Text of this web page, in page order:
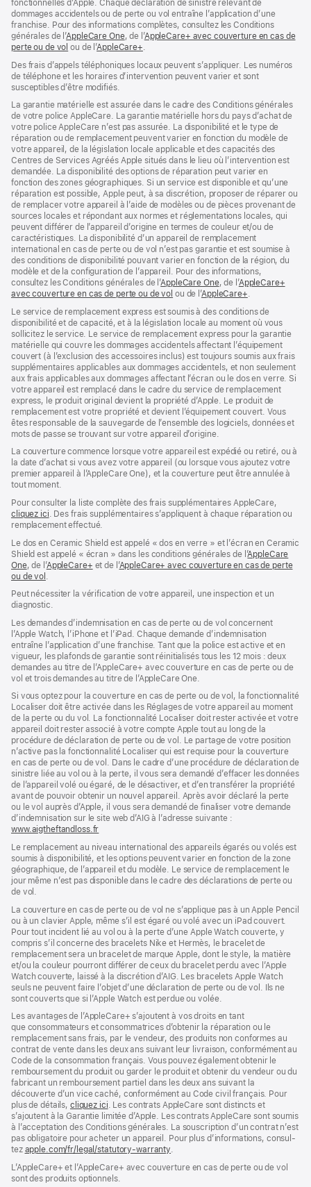
fonctionnelles d’Apple. Chaque déclaration de sinistre relevant de
dommages accidentels ou de perte ou vol entraîne l’application d’une
franchise. Pour des informations complètes, consultez les Conditions
générales de l’AppleCare One(s’ouvre
dans
nouvelle
fenêtre)
, de l’AppleCare+ avec couverture en cas de
perte ou de vol (s’ouvre
une
nouvelle
fenêtre)
ou de l’AppleCare+(s’ouvre
une
nouvelle
.
Des frais d’appels téléphoniques locaux peuvent s’appliquer. Les numéros
de téléphone et les horaires d’intervention peuvent varier et sont
susceptibles d’être modifiés.
La garantie matérielle est assurée dans le cadre des Conditions générales
de votre police AppleCare. La garantie matérielle hors du pays d’achat de
votre police AppleCare n’est pas assurée. La disponibilité et le type de
réparation ou de remplacement peuvent varier en fonction du modèle de
votre appareil, de la législation locale applicable et des capacités des
Centres de Services Agréés Apple situés dans le lieu où l’intervention est
demandée. La disponibilité des options de réparation peut varier en
fonction des zones géographiques. Si un service est disponible et qu’une
réparation est possible, Apple peut, à sa discrétion, proposer de réparer ou
de remplacer votre appareil à l’aide de modèles ou de pièces provenant de
sources locales et répondant aux normes et réglementations locales, qui
peuvent différer de l’appareil d’origine en termes de couleur et/ou de
caractéristiques. La disponibilité d’un appareil de remplacement
international en cas de perte ou de vol n’est pas garantie et est soumise à
des conditions de disponibilité pouvant varier en fonction de la région, du
modèle et de la configuration de l’appareil. Pour des informations,
consultez les Conditions générales de l’AppleCare One(s’ouvre
dans
nouvelle
fenêtre)
, de l’AppleCare+
avec couverture en cas de perte ou de vol (s’ouvre
une
nouvelle
fenêtre)
ou de l’AppleCare+(s’ouvre
une
nouvelle
fenêtre)
.
Le service de remplacement express est soumis à des conditions de
disponibilité et de capacité, et à la législation locale au moment où vous
sollicitez le service. Le service de remplacement express pour la garantie
matérielle qui couvre les dommages accidentels affectant l’équipement
couvert (à l’exclusion des accessoires inclus) est toujours soumis aux frais
supplémentaires applicables aux dommages accidentels, et non seulement
aux frais applicables aux dommages affectant l’écran ou le dos en verre. Si
votre appareil est remplacé dans le cadre du service de remplacement
express, le produit original devient la propriété d’Apple. Le produit de
remplacement est votre propriété et devient l’équipement couvert. Vous
êtes responsable de la sauvegarde de l’ensemble des logiciels, données et
mots de passe se trouvant sur votre appareil d’origine.
La couverture commence lorsque votre appareil est expédié ou retiré, ou à
la date d’achat si vous avez votre appareil (ou lorsque vous ajoutez votre
premier appareil à l’AppleCare One), et la couverture peut être annulée à
tout moment.
Pour consulter la liste complète des frais supplémentaires AppleCare,
cliquez ici(s’ouvre
dans
nouvelle
fenêtre)
. Des frais supplémentaires s’appliquent à chaque réparation ou
remplacement effectué.
Le dos en Ceramic Shield est appelé « dos en verre » et l’écran en Ceramic
Shield est appelé « écran » dans les conditions générales de l’AppleCare
One(s’ouvre
dans
nouvelle
fenêtre)
, de l’AppleCare+ (s’ouvre
nouvelle
et de l’AppleCare+ avec couverture en cas de perte
ou de vol
une
nouvelle
fenêtre)
Peut nécessiter la vérification de votre appareil, une inspection et un
diagnostic.
Les demandes d’indemnisation en cas de perte ou de vol concernent
l’Apple Watch, l’iPhone et l’iPad. Chaque demande d’indemnisation
entraîne l’application d’une franchise. Tant que la police est active et en
vigueur, les plafonds de garantie sont réinitialisés tous les 12 mois : deux
demandes au titre de l’AppleCare+ avec couverture en cas de perte ou de
vol et trois demandes au titre de l’AppleCare One.
Si vous optez pour la couverture en cas de perte ou de vol, la fonctionnalité
Localiser doit être activée dans les Réglages de votre appareil au moment
de la perte ou du vol. La fonctionnalité Localiser doit rester activée et votre
appareil doit rester associé à votre compte Apple tout au long de la
procédure de déclaration de perte ou de vol. Le partage de votre position
n’active pas la fonctionnalité Localiser qui est requise pour la couverture
en cas de perte ou de vol. Dans le cadre d’une procédure de déclaration de
sinistre liée au vol ou à la perte, il vous sera demandé d’effacer les données
de l’appareil volé ou égaré, de le désactiver, et d’en transférer la propriété
avant de pouvoir obtenir un nouvel appareil. Après avoir déclaré la perte
ou le vol auprès d’Apple, il vous sera demandé de finaliser votre demande
d’indemnisation sur le site web d’AIG à l’adresse suivante :
www.aigtheftandloss.fr
une
nouvelle
fenêtre)
Le remplacement au niveau international des appareils égarés ou volés est
soumis à disponibilité, et les options peuvent varier en fonction de la zone
géographique, de l’appareil et du modèle. Le service de remplacement le
jour même n’est pas disponible dans le cadre des déclarations de perte ou
de vol.
La couverture en cas de perte ou de vol ne s’applique pas à un Apple Pencil
ou à un clavier Apple, même s’il est égaré ou volé avec un iPad couvert.
Pour tout incident lié au vol ou à la perte d’une Apple Watch couverte, y
compris s’il concerne des bracelets Nike et Hermès, le bracelet de
remplacement sera un bracelet de marque Apple, dont le style, la matière
et/ou la couleur pourront différer de ceux du bracelet perdu avec l’Apple
Watch couverte, laissé à la discrétion d’AIG. Les bracelets Apple Watch
seuls ne peuvent faire l’objet d’une déclaration de perte ou de vol. Ils ne
sont couverts que si l’Apple Watch est perdue ou volée.
Les avan­tages de l’AppleCare+ s’ajoutent à vos droits en tant
que consommateurs et consommatrices d’obtenir la réparation ou le
rempla­cement sans frais, par le vendeur, des pro­duits non conformes au
contrat de vente dans les deux ans suivant leur livraison, conformément au
Code de la consom­mation français. Vous pouvez égale­ment obtenir le
rembour­sement du produit ou garder le produit et obtenir du vendeur ou du
fabricant un rembour­sement partiel dans les deux ans suivant la
découverte d’un vice caché, conformément au Code civil français. Pour
plus de détails, cliquez ici(s’ouvre
dans
une
nouvelle
fenêtre)
. Les contrats AppleCare sont distincts et
s’ajoutent à la Garantie limitée d’Apple. Les contrats AppleCare sont soumis
à l’acceptation des Conditions générales. La souscription d’un contrat n’est
pas obligatoire pour acheter un appa­reil. Pour plus d’infor­mations, consul­
tez apple.com/fr/legal/statutory-warranty(s’ouvre
une
.
L’AppleCare+ et l’AppleCare+ avec couver­ture en cas de perte ou de vol
sont des pro­duits optionnels.